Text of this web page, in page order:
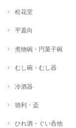
松花堂
平蓋向
煮物碗・円菓子碗
むし碗・むし器
冷酒器
徳利・盃
ひれ酒・ぐい呑他